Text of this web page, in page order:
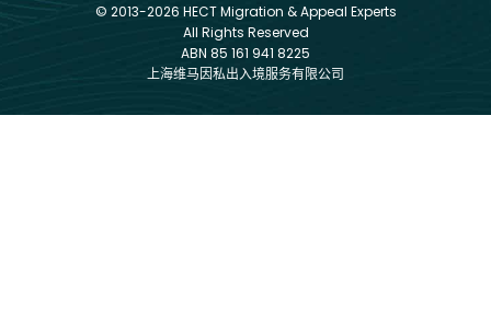
© 2013-2026 HECT Migration & Appeal Experts
All Rights Reserved
ABN 85 161 941 8225
上海维马因私出入境服务有限公司